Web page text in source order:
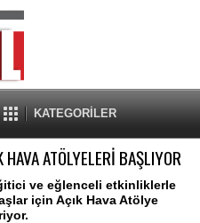
KATEGORİLER
ATÖLYELERİ BAŞLIYOR
ve eğlenceli etkinliklerle
için Açık Hava Atölye